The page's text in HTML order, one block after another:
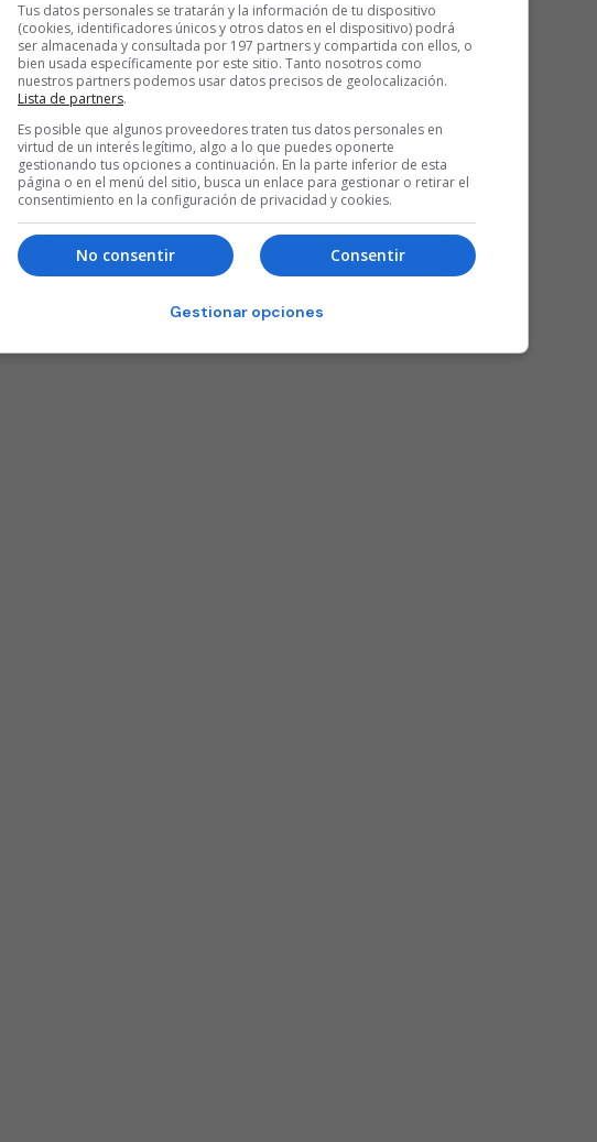
Tus datos personales se tratarán y la información de tu dispositivo
(cookies, identificadores únicos y otros datos en el dispositivo) podrá
ser almacenada y consultada por 197 partners y compartida con ellos, o
bien usada específicamente por este sitio. Tanto nosotros como
nuestros partners podemos usar datos precisos de geolocalización.
Lista de partners.
Es posible que algunos proveedores traten tus datos personales en
virtud de un interés legítimo, algo a lo que puedes oponerte
gestionando tus opciones a continuación. En la parte inferior de esta
página o en el menú del sitio, busca un enlace para gestionar o retirar el
consentimiento en la configuración de privacidad y cookies.
Consentir
No consentir
Gestionar opciones